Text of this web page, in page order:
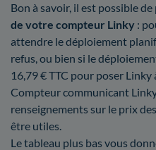
Bon à savoir, il est possible
de votre compteur Linky :
attendre le déploiement
refus, ou bien si le
16,79 € TTC pour poser
Compteur communicant
renseignements sur le prix
être utiles.
Le tableau plus bas vous